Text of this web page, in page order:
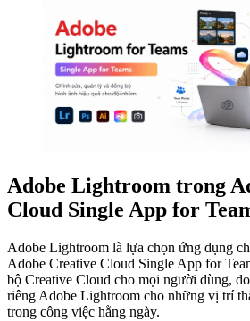
Adobe Lightroom trong
Cloud Single App for
Adobe Lightroom là lựa chọn ứng dụng
Adobe Creative Cloud Single App for
bộ Creative Cloud cho mọi người dùng,
riêng Adobe Lightroom cho những vị trí
trong công việc hằng ngày.